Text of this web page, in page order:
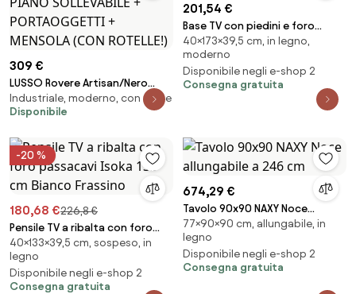
309 €
LUSSO Rovere Artisan/Nero
Opaco - MODERNO TAVOLINO
CON PIANO SOLLEVABILE +
(CON ROTELLE!)
Industriale, moderno, con ruote
Disponibile
201,54 €
Base TV con piedini e foro
passacavi Isoka 173 cm Bianco
Frassino
40×173×39,5 cm, in legno,
moderno
Disponibile negli e-shop 2
Consegna gratuita
-20 %
180,68 €226,8 €
Pensile TV a ribalta con foro
passacavi Isoka 133 cm Bianco
Frassino
40×133×39,5 cm, sospeso, in
legno
Disponibile negli e-shop 2
Consegna gratuita
674,29 €
Tavolo 90x90 NAXY Noce
allungabile a 246 cm
77×90×90 cm, allungabile, in
legno
Disponibile negli e-shop 2
Consegna gratuita